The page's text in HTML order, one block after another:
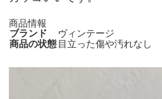
商品情報
ブランド
ヴィンテージ
商品の状態 目立った傷や汚れなし